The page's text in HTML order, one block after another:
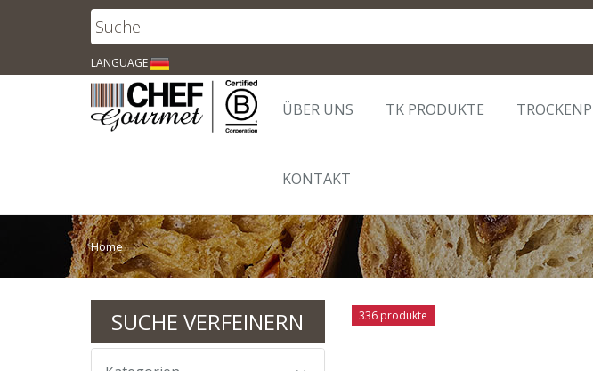
LANGUAGE
ÜBER UNS TK PRODUKTE
KONTAKT
Home
SUCHE VERFEINERN 336 produkte